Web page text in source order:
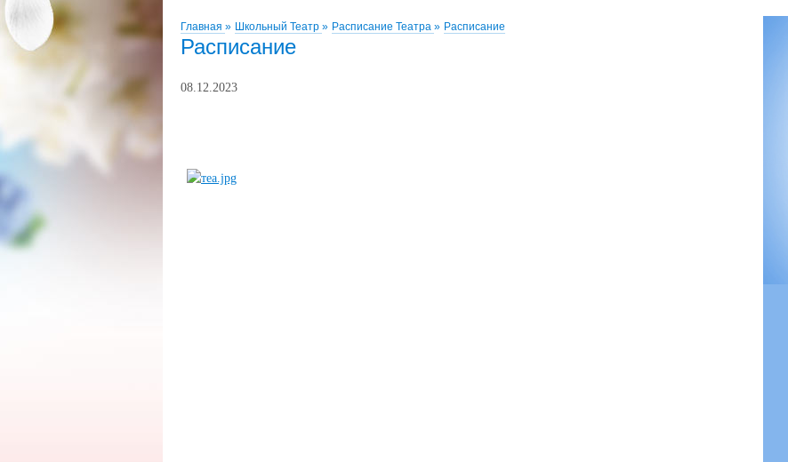
Главная » Школьный Театр » Расписание Театра » Расписание
Расписание
08.12.2023